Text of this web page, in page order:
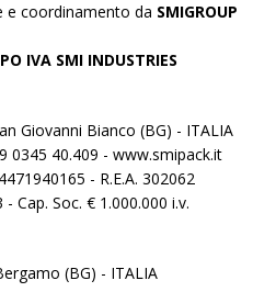
e coordinamento da SMIGROUP
IVA SMI INDUSTRIES
Giovanni Bianco (BG) - ITALIA
0345 40.409 - www.smipack.it
- R.E.A. 302062
Cap. Soc. € 1.000.000 i.v.
(BG) - ITALIA